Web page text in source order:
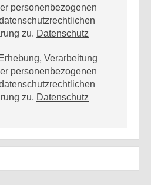
personenbezogenen
zu. Datenschutz
Verarbeitung
personenbezogenen
zu. Datenschutz